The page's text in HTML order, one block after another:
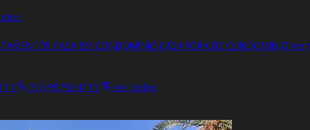
CASA EM CONDOMÍNIO CASA FORA DE CONDOMINIOVer
(51) 99792.4111
Ver todos